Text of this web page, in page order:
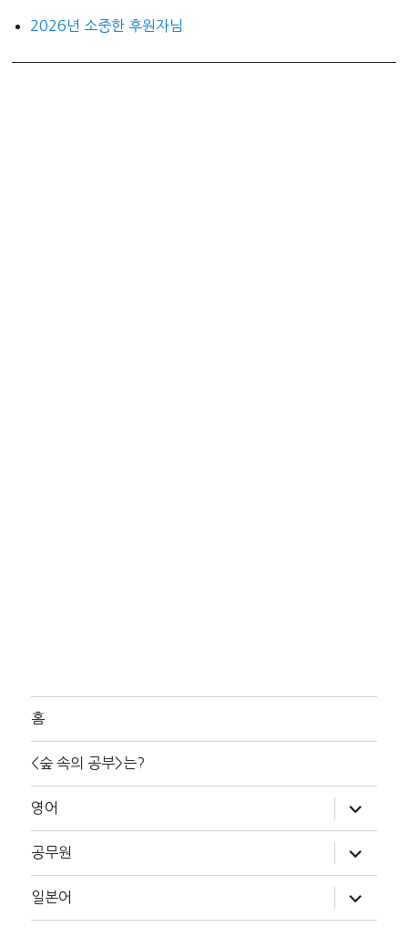
2026년 소중한 후원자님
홈
<숲 속의 공부>는?
영어
위
메
확
장
공무원
위
메
확
장
일본어
위
메